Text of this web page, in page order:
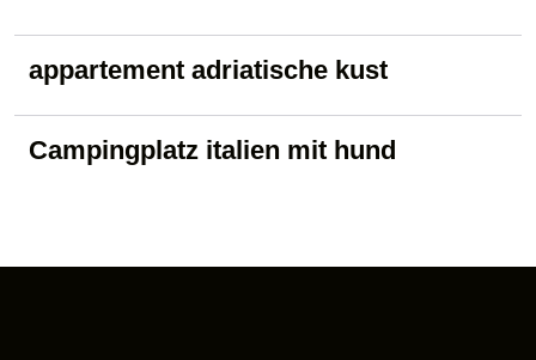
appartement adriatische kust
Campingplatz italien mit hund